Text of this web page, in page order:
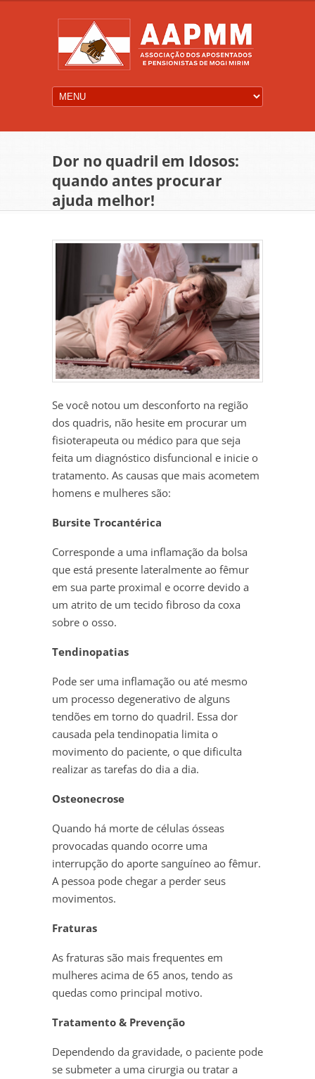
Dor no quadril em Idosos:
quando antes procurar
ajuda melhor!
Se você notou um desconforto na região
dos quadris, não hesite em procurar um
fisioterapeuta ou médico para que seja
feita um diagnóstico disfuncional e inicie o
tratamento. As causas que mais acometem
homens e mulheres são:
Bursite Trocantérica
Corresponde a uma inflamação da bolsa
que está presente lateralmente ao fêmur
em sua parte proximal e ocorre devido a
um atrito de um tecido fibroso da coxa
sobre o osso.
Tendinopatias
Pode ser uma inflamação ou até mesmo
um processo degenerativo de alguns
tendões em torno do quadril. Essa dor
causada pela tendinopatia limita o
movimento do paciente, o que dificulta
realizar as tarefas do dia a dia.
Osteonecrose
Quando há morte de células ósseas
provocadas quando ocorre uma
interrupção do aporte sanguíneo ao fêmur.
A pessoa pode chegar a perder seus
movimentos.
Fraturas
As fraturas são mais frequentes em
mulheres acima de 65 anos, tendo as
quedas como principal motivo.
Tratamento & Prevenção
Dependendo da gravidade, o paciente pode
se submeter a uma cirurgia ou tratar a